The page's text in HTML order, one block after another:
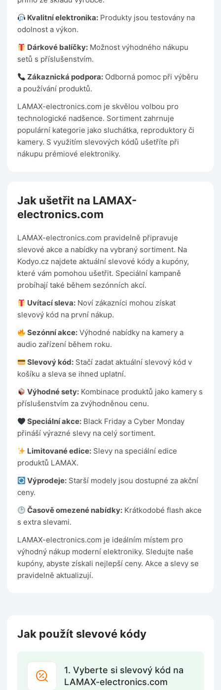
Kvalitní elektronika: Produkty jsou testovány na
odolnost a výkon.
Dárkové balíčky: Možnost výhodného nákupu
setů s příslušenstvím.
Zákaznická podpora: Odborná pomoc při výběru
a používání produktů.
LAMAX-electronics.com je skvělou volbou pro
technologické nadšence. Sortiment zahrnuje
populární kategorie jako sluchátka, reproduktory či
kamery. S využitím slevových kódů ušetříte při
nákupu prémiové elektroniky.
Jak ušetřit na LAMAX-
electronics.com
LAMAX-electronics.com pravidelně připravuje
slevové akce a nabídky na vybraný sortiment. Na
Kodyo.cz najdete aktuální slevové kódy a kupóny,
které vám pomohou ušetřit. Speciální kampaně
probíhají také během sezónních akcí.
Uvítací sleva: Noví zákazníci mohou získat
slevový kód na první nákup.
Sezónní akce: Výhodné nabídky na kamery a
audio zařízení během roku.
Slevový kód: Stačí zadat aktuální slevový kód v
košíku a sleva se ihned uplatní.
Výhodné sety: Kombinace produktů jako kamery s
příslušenstvím za zvýhodněnou cenu.
Speciální akce: Black Friday a Cyber Monday
přináší výrazné slevy na celý sortiment.
Limitované edice: Slevy na speciální edice
produktů LAMAX.
Výprodeje: Starší modely jsou dostupné za akční
ceny.
Časově omezené nabídky: Krátkodobé flash akce
s extra slevami.
LAMAX-electronics.com je ideálním místem pro
výhodný nákup moderní elektroniky. Sledujte naše
kupóny, abyste získali nejlepší ceny. Akce a slevy se
pravidelně aktualizují.
Jak použít slevové kódy
1. Vyberte si slevový kód na
LAMAX-electronics.com